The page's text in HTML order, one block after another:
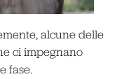
alcune delle
ci impegnano
fase.